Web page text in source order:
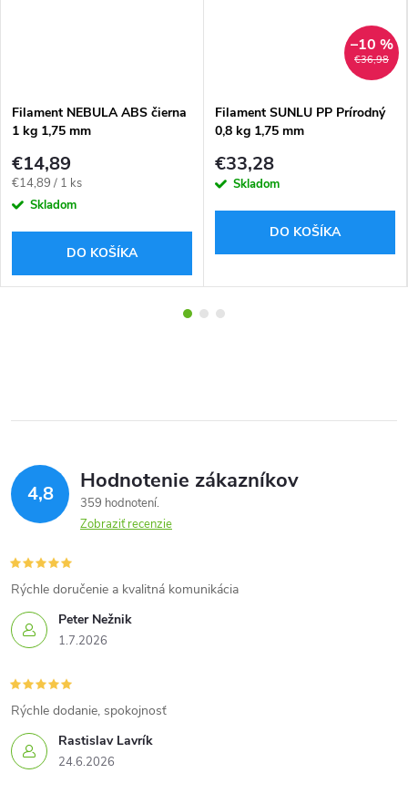
Filament NEBULA ABS čierna
1 kg 1,75 mm
€14,89
Jednotková
cena:
€14,89 / 1 ks
Skladom
DO KOŠÍKA
€36,98
–10 %
Filament SUNLU PP Prírodný
0,8 kg 1,75 mm
€33,28
Skladom
DO KOŠÍKA
4,8 Hodnotenie zákazníkov
359 hodnotení
Zobraziť recenzie
Peter Nežnik
1.7.2026
Rýchle doručenie a kvalitná komunikácia
Rastislav Lavrík
24.6.2026
Rýchle dodanie, spokojnosť